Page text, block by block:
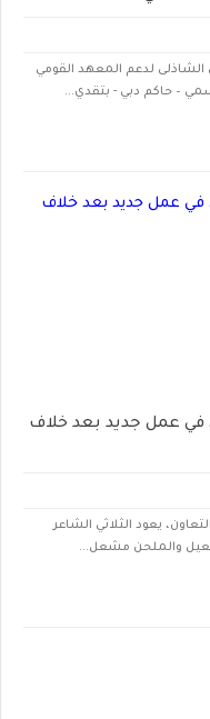
الشاذلى لدعم المعهد القومي
– حاكم دبي - بتقدي...
في عمل جديد بعد خلاف
وغياب أكثر من 18 عاماً عن التعاون، يعود الثلاثي الشاعر
شعيل والملحن مشعل...